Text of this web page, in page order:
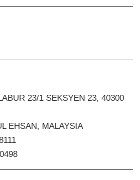
23/1 SEKSYEN 23, 40300
EHSAN, MALAYSIA